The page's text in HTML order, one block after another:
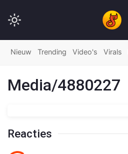
Nieuw Trending Video's Virals
Media/4880227
Reacties